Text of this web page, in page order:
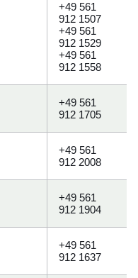
+49 561
912 1507
+49 561
912 1529
+49 561
912 1558
+49 561
912 1705
+49 561
912 2008
+49 561
912 1904
+49 561
912 1637